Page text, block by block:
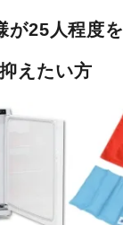
が25人程度を
えたい方